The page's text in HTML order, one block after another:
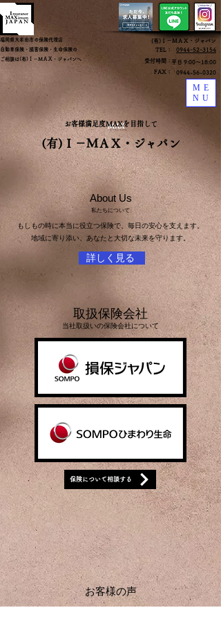
ME
NU
福岡県大牟田市の保険代理店
自動車保険・損害保険・生命保険の
ご相談は(有)Ｉ－ＭＡＸ・ジャパンへ
​(有)Ｉ－ＭＡＸ・ジャパン
0944ｰ52ｰ3154
0944-56-0320
​平日 9:00～18:00
​TEL：
受付時間：
FAX：
お客様満足度MAXを目指して
(有)Ｉ－ＭＡＸ・ジャパン
About Us
私たちについて
もしもの時に本当に役立つ保険で、毎日の安心を支えます。
地域に寄り添い、あなたと大切な未来を守ります。
詳しく見る
取扱保険会社
当社取扱いの保険会社について
保険について相談する
お客様の声